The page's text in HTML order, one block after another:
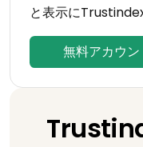
と表示に
無料アカウ